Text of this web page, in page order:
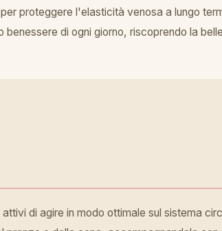
proteggere l'elasticità venosa a lungo
di ogni giorno, riscoprendo la
di agire in modo ottimale sul sistema